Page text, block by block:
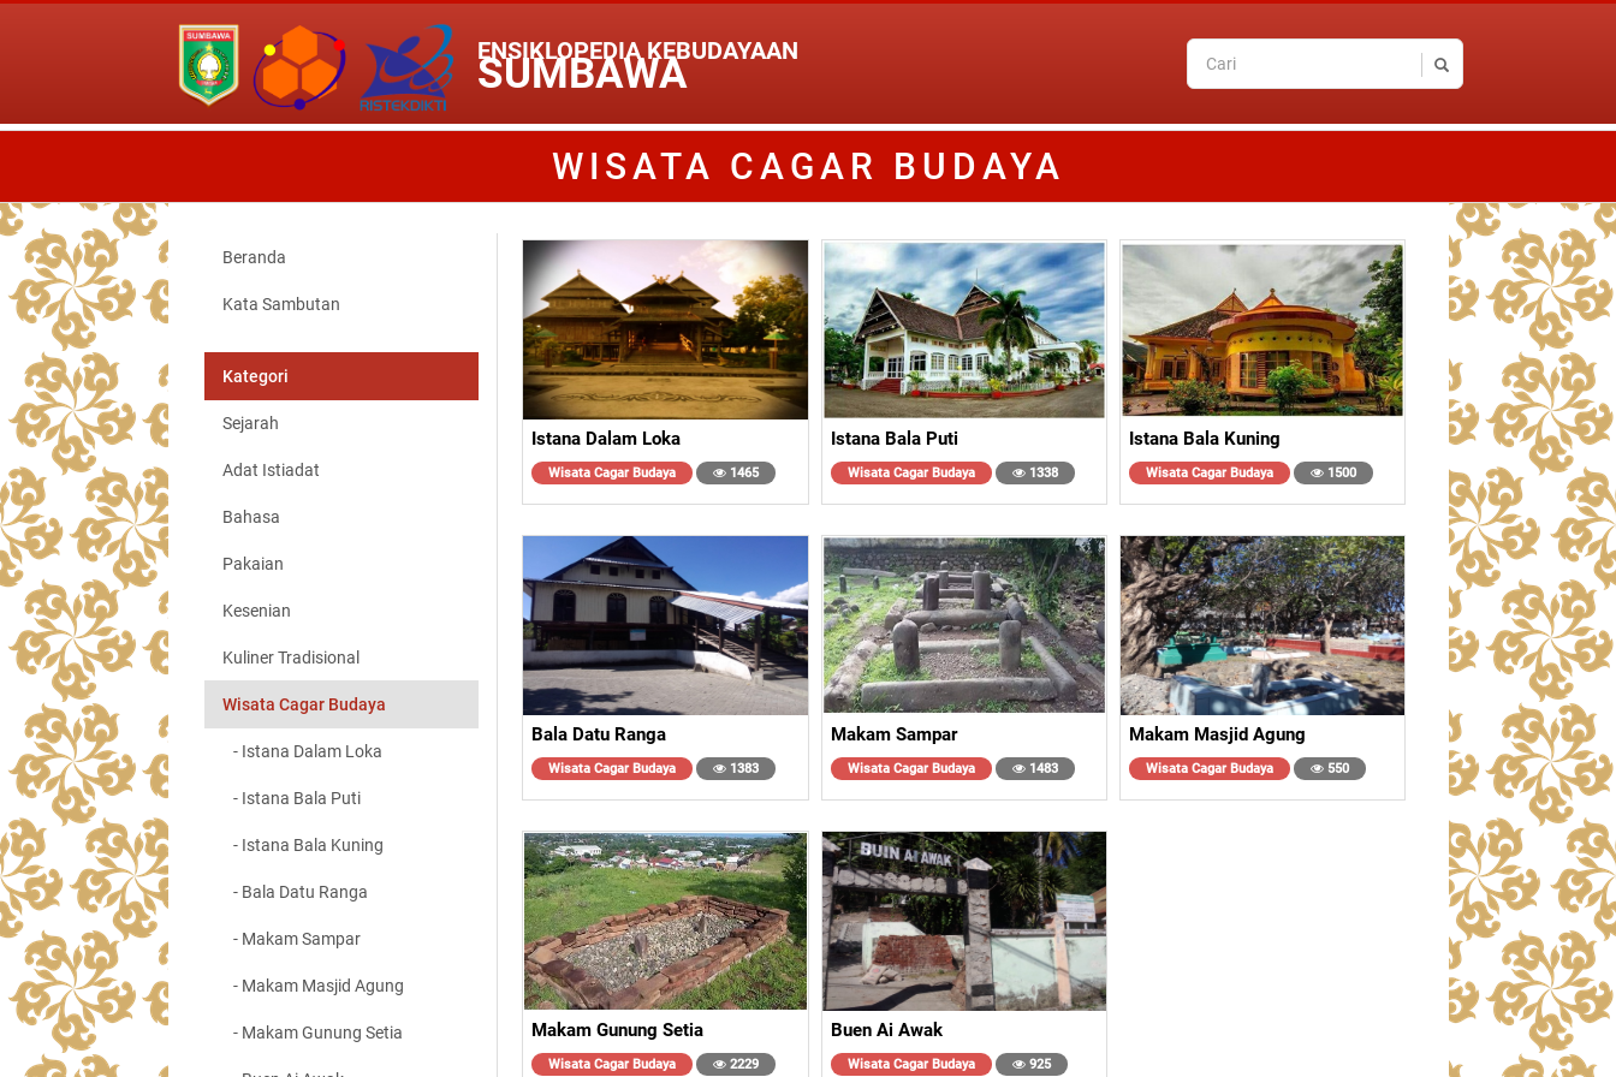
ENSIKLOPEDIA KEBUDAYAAN
SUMBAWA
WISATA CAGAR BUDAYA
Beranda
Kata Sambutan
Kategori
Sejarah
Adat Istiadat
Bahasa
Pakaian
Kesenian
Kuliner Tradisional
Wisata Cagar Budaya
- Istana Dalam Loka
- Istana Bala Puti
- Istana Bala Kuning
- Bala Datu Ranga
- Makam Sampar
- Makam Masjid Agung
- Makam Gunung Setia
Istana Dalam Loka
Wisata Cagar Budaya 1465
Istana Bala Puti
Wisata Cagar Budaya 1338
Istana Bala Kuning
Wisata Cagar Budaya 1500
Bala Datu Ranga
Wisata Cagar Budaya 1383
Makam Sampar
Wisata Cagar Budaya 1483
Makam Masjid Agung
Wisata Cagar Budaya 550
Makam Gunung Setia
Wisata Cagar Budaya 2229
Buen Ai Awak
Wisata Cagar Budaya 925